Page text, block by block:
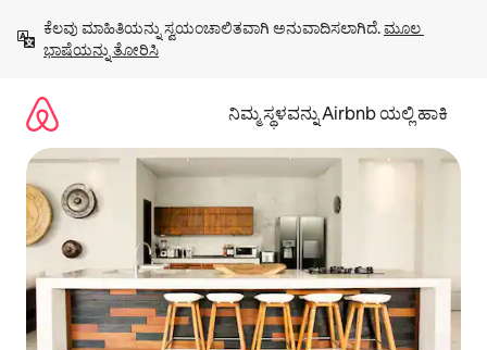
ಹೋಗಿ
ಕೆಲವು ಮಾಹಿತಿಯನ್ನು ಸ್ವಯಂಚಾಲಿತವಾಗಿ ಅನುವಾದಿಸಲಾಗಿದೆ. ಮೂಲ
ಭಾಷೆಯನ್ನು ತೋರಿಸಿ
ನಿಮ್ಮ ಸ್ಥಳವನ್ನು Airbnb ಯಲ್ಲಿ ಹಾಕಿ